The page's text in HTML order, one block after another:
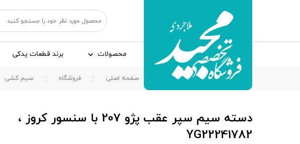
محصولات برند قطعات یدکی
صفحه اصلی فروشگاه سیم کشی
دسته سیم سپر عقب پژو 207 با سنسور کروز ،
YG22241782